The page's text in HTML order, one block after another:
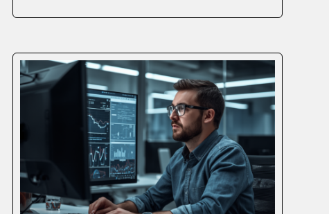
El campo español nunca ha producido
tanto con tan poco margen de error. La
presión sobre los recursos hídricos, la
volatilidad de los mercados
internacionales y las exigencias crecientes
de trazabilidad están obligando a las
explotaciones agrarias y...